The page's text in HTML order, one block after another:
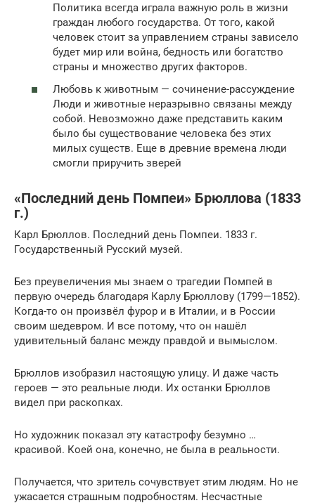
Политика всегда играла важную роль в жизни
граждан любого государства. От того, какой
человек стоит за управлением страны зависело
будет мир или война, бедность или богатство
страны и множество других факторов.
Любовь к животным — сочинение-рассуждение
Люди и животные неразрывно связаны между
собой. Невозможно даже представить каким
было бы существование человека без этих
милых существ. Еще в древние времена люди
смогли приручить зверей
«Последний день Помпеи» Брюллова (1833
г.)
Карл Брюллов. Последний день Помпеи. 1833 г.
Государственный Русский музей.
Без преувеличения мы знаем о трагедии Помпей в
первую очередь благодаря Карлу Брюллову (1799—1852).
Когда-то он произвёл фурор и в Италии, и в России
своим шедевром. И все потому, что он нашёл
удивительный баланс между правдой и вымыслом.
Брюллов изобразил настоящую улицу. И даже часть
героев — это реальные люди. Их останки Брюллов
видел при раскопках.
Но художник показал эту катастрофу безумно …
красивой. Коей она, конечно, не была в реальности.
Получается, что зритель сочувствует этим людям. Но не
ужасается страшным подробностям. Несчастные